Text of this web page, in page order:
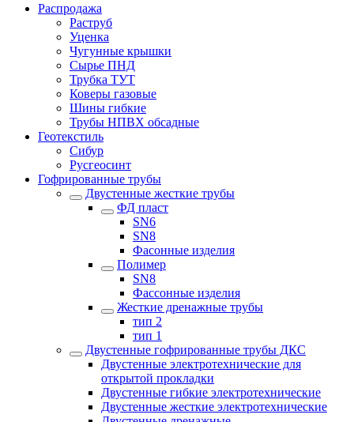
Распродажа
Раструб
Уценка
Чугунные крышки
Сырье ПНД
Трубка ТУТ
Коверы газовые
Шины гибкие
Трубы НПВХ обсадные
Геотекстиль
Сибур
Русгеосинт
Гофрированные трубы
Двустенные жесткие трубы
ФД пласт
SN6
SN8
Фасонные изделия
Полимер
SN8
Фассонные изделия
Жесткие дренажные трубы
тип 2
тип 1
Двустенные гофрированные трубы ДКС
Двустенные электротехнические для
открытой прокладки
Двустенные гибкие электротехнические
Двустенные жесткие электротехнические